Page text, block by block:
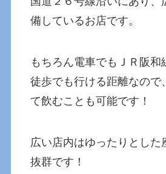
備しているお店です。
もちろん電車でもＪＲ阪和
徒歩でも行ける距離なので
て飲むことも可能です！
広い店内はゆったりとした
抜群です！